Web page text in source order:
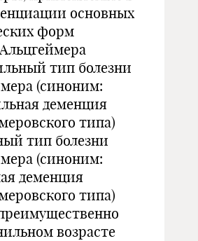
основных
форм
тип болезни
(синоним:
деменция
типа)
тип болезни
(синоним:
деменция
типа)
возрасте